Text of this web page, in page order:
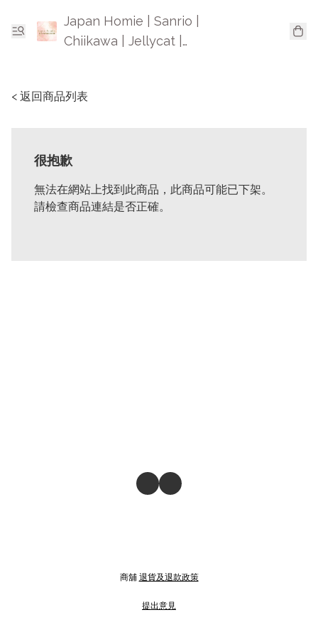
Japan Homie | Sanrio |
Chiikawa | Jellycat |
< 返回商品列表
很抱歉
無法在網站上找到此商品，此商品可能已下架。
請檢查商品連結是否正確。
商舖 退貨及退款政策
提出意見